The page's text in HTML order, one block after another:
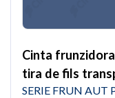
Cinta
tira de fils
SERIE FRUN AUT